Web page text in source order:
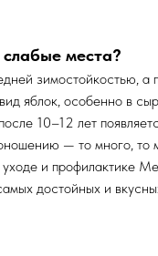
слабые места?
зимостойкостью, а
яблок, особенно в
10–12 лет
— то много, то
и профилактике
достойных и